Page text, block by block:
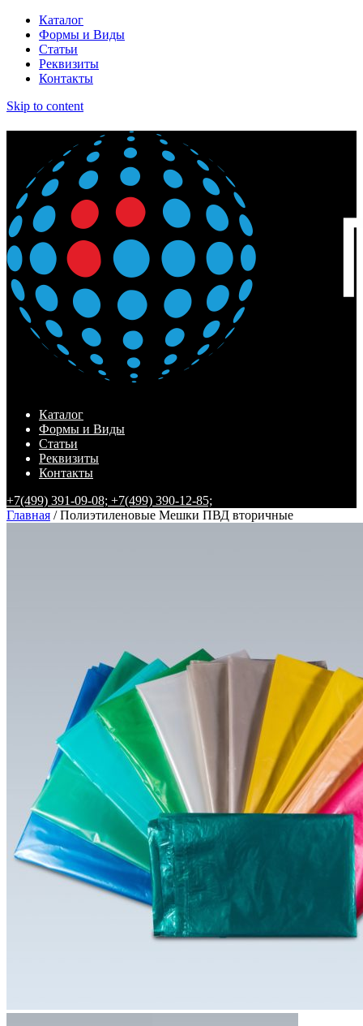
Каталог
Формы и Виды
Статьи
Реквизиты
Контакты
Skip to content
Каталог
Формы и Виды
Статьи
Реквизиты
Контакты
+7(499) 391-09-08; +7(499) 390-12-85;
Главная / Полиэтиленовые Мешки ПВД вторичные